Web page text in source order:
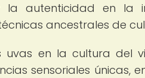
la autenticidad en la
ancestrales de
uvas en la cultura del
sensoriales únicas,